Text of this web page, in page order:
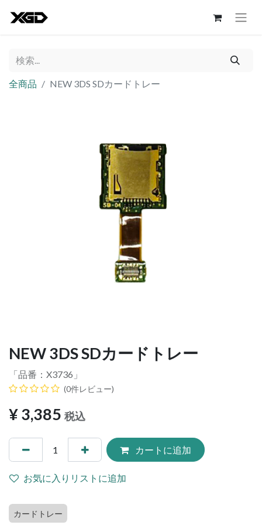
全商品 NEW 3DS SDカードトレー
NEW 3DS SDカードトレー
「品番： X3736 」
(0件レビュー)
¥3,385 税込
カートに追加
お気に入りリストに追加
カードトレー